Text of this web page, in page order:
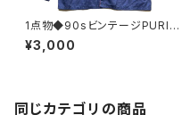
1点物◆90sビンテージPURIT
AN紺パジャマシャツ古着メンズ
MLレディースOKアメカジ90s
¥3,000
同じカテゴリの商品